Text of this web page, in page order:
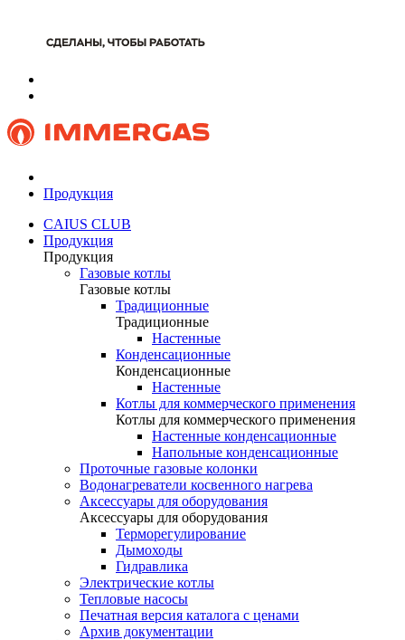
Продукция
CAIUS CLUB
Продукция
Продукция
Газовые котлы
Газовые котлы
Традиционные
Традиционные
Настенные
Конденсационные
Конденсационные
Настенные
Котлы для коммерческого применения
Котлы для коммерческого применения
Настенные конденсационные
Напольные конденсационные
Проточные газовые колонки
Водонагреватели косвенного нагрева
Аксессуары для оборудования
Аксессуары для оборудования
Терморегулирование
Дымоходы
Гидравлика
Электрические котлы
Тепловые насосы
Печатная версия каталога с ценами
Архив документации